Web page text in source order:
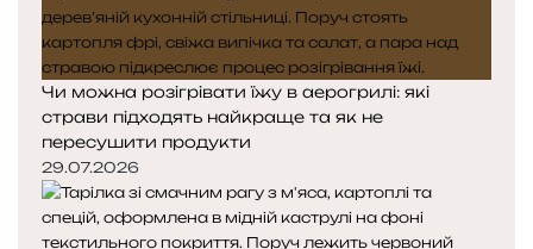
Чи можна розігрівати їжу в аерогрилі: які
страви підходять найкраще та як не
пересушити продукти
29.07.2026